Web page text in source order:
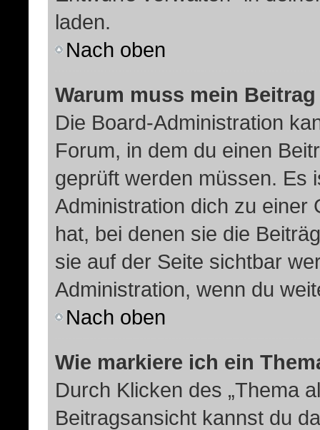
laden.
Nach oben
Warum muss mein
Die Board-Administration
Forum, in dem du einen
geprüft werden müssen. Es
Administration dich zu einer
hat, bei denen sie die
sie auf der Seite sichtbar
Administration, wenn du
Nach oben
Wie markiere ich ein
Durch Klicken des „Thema
Beitragsansicht kannst du